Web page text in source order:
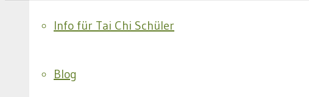
Info für Tai Chi Schüler
Blog